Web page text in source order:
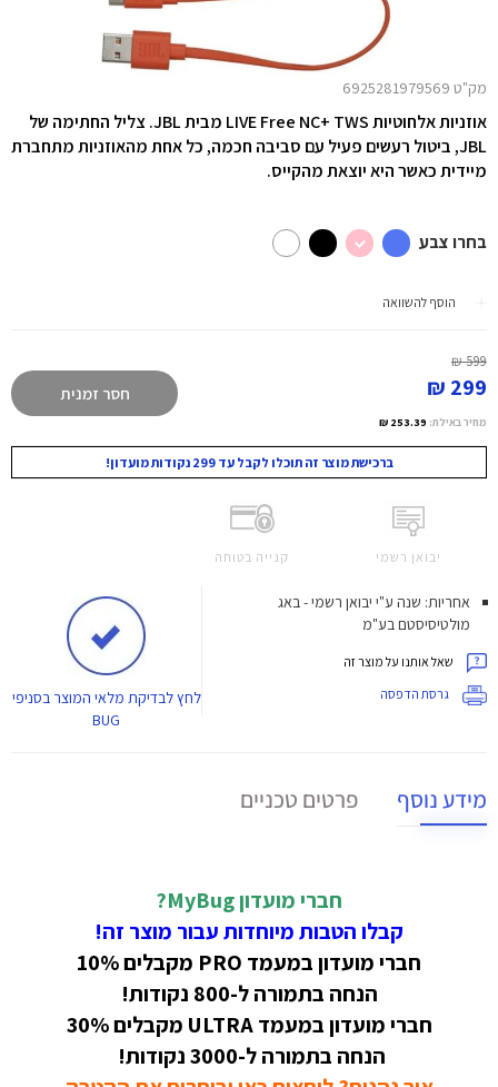
מק"ט 6925281979569
אוזניות אלחוטיות LIVE Free NC+ TWS מבית JBL. צליל החתימה של
JBL, ביטול רעשים פעיל עם סביבה חכמה, כל אחת מהאוזניות מתחברת
מיידית כאשר היא יוצאת מהקייס.
בחרו צבע
הוסף להשוואה
599 ₪
299 ₪
מחיר באילת: 253.39 ₪
חסר זמנית
ברכישת מוצר זה תוכלו לקבל עד 299 נקודות מועדון!
יבואן רשמי קנייה בטוחה
אחריות: שנה ע"י יבואן רשמי - באג
מולטיסיסטם בע"מ
שאל אותנו על מוצר זה
גרסת הדפסה
לחץלבדיקת מלאי המוצר בסניפי
BUG
מידע נוסף פרטים טכניים
חברי מועדון MyBug?
קבלו הטבות מיוחדות עבור מוצר זה!
חברי מועדון במעמד PRO מקבלים 10%
הנחה בתמורה ל-800 נקודות!
חברי מועדון במעמד ULTRA מקבלים 30%
הנחה בתמורה ל-3000 נקודות!